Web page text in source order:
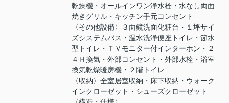
乾燥機・オールインワン浄水栓・水なし両面
焼きグリル・キッチン手元コンセント
〈その他設備〉３面鏡洗面化粧台・１坪サイ
ズシステムバス・温水洗浄便座トイレ・節水
型トイレ・ＴＶモニター付インターホン・２
４Ｈ換気・外部コンセント・外部水栓・浴室
換気乾燥暖房機・２階トイレ
〈収納〉全室居室収納・床下収納・ウォーク
インクローゼット・シューズクローゼット